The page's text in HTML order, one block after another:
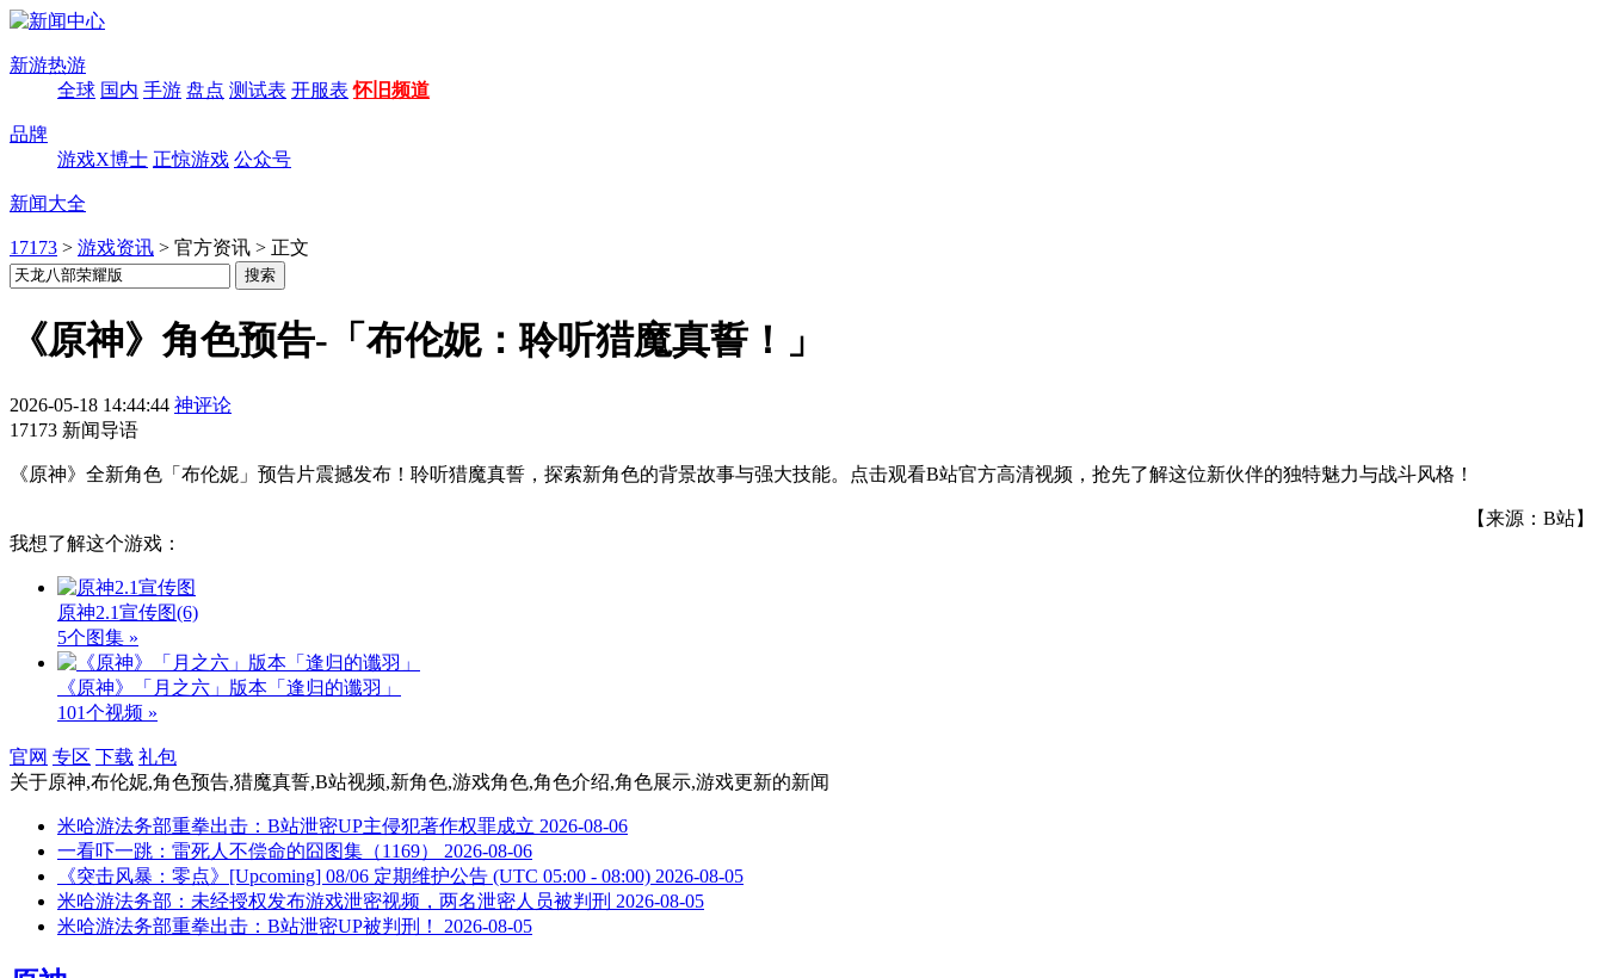
新游热游
全球 国内 手游 盘点 测试表 开服表 怀旧频道
品牌
游戏X博士 正惊游戏 公众号
新闻大全
17173 > 游戏资讯 > 官方资讯 > 正文
《原神》角色预告-「布伦妮：聆听猎魔真誓！」
2026-05-18 14:44:44 神评论
17173 新闻导语
《原神》全新角色「布伦妮」预告片震撼发布！聆听猎魔真誓，探索新角色的背景故事与强大技能。点击观看B站官方高清视频，抢先了解这位新伙伴的独特魅力与战斗风格！
【来源：B站】
我想了解这个游戏：
原神2.1宣传图(6)
5个图集 »
《原神》「月之六」版本「逢归的谶羽」
101个视频 »
官网 专区 下载 礼包
关于原神,布伦妮,角色预告,猎魔真誓,B站视频,新角色,游戏角色,角色介绍,角色展示,游戏更新的新闻
米哈游法务部重拳出击：B站泄密UP主侵犯著作权罪成立 2026-08-06
一看吓一跳：雷死人不偿命的囧图集（1169）
2026-08-06
《突击风暴：零点》[Upcoming] 08/06 定期维护公告 (UTC 05:00 - 08:00) 2026-08-05
米哈游法务部：未经授权发布游戏泄密视频，两名泄密人员被判刑 2026-08-05
米哈游法务部重拳出击：B站泄密UP被判刑！
2026-08-05